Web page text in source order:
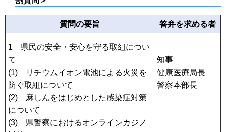
質問の要旨 答弁を求める者
1 県民の安全・安心を守る取組につい
て
(1) リチウムイオン電池による火災を
防ぐ取組について
(2) 麻しんをはじめとした感染症対策
について
(3) 県警察におけるオンラインカジノ
知事
健康医療局長
警察本部長